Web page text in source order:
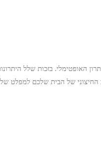
בזכות שלל היתרונות,
של הבית שלכם למפלט של